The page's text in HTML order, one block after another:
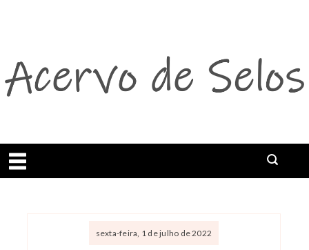
Abrir menu
sexta-feira, 1 de julho de 2022